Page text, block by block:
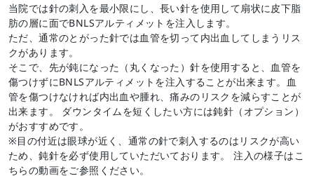
当院では針の刺入を最小限にし、長い針を使用して扇状に皮下脂
肪の層に面でBNLSアルティメットを注入します。
ただ、通常のとがった針では血管を切って内出血してしまうリス
クがあります。
そこで、先が鈍になった（丸くなった）針を使用すると、血管を
傷つけずにBNLSアルティメットを注入することが出来ます。血
管を傷つけなければ内出血や腫れ、痛みのリスクを減らすことが
出来ます。 ダウンタイムを短くしたい方には鈍針（オプション）
がおすすめです。
※目の付近は眼球が近く、通常の針で刺入するのはリスクが高い
ため、鈍針を必ず使用していただいております。 注入の様子はこ
ちらの動画をご参照ください。